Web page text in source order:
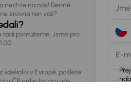
nechte na nás! Denně
zrovna ten váš?
pomůžeme. Jsme pro
kdekoliv v Evropě, pošlete
v ČR nebo ho pro vás
E-